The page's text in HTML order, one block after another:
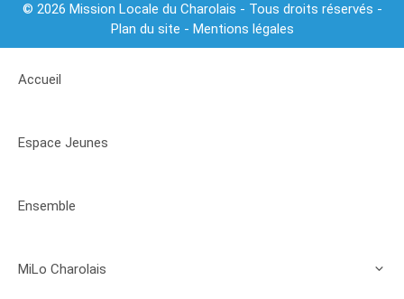
© 2026 Mission Locale du Charolais - Tous droits réservés -
Plan du site - Mentions légales
Accueil
Espace Jeunes
Ensemble
MiLo Charolais